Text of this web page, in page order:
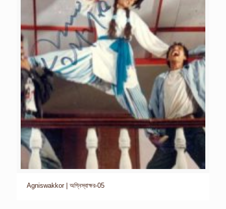
Agniswakkor | অগ্নিস্বাক্ষর-05